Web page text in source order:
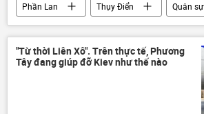
Phần Lan Thụy Điển
Quân sự
Chính trị
NATO
Nga
Châu Âu
"Từ thời Liên Xô". Trên thực tế, Phương
Tây đang giúp đỡ Kiev như thế nào